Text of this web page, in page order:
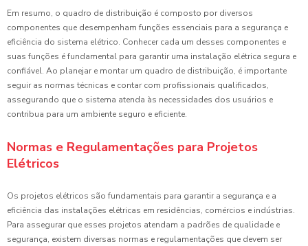
Em resumo, o quadro de distribuição é composto por diversos
componentes que desempenham funções essenciais para a segurança e
eficiência do sistema elétrico. Conhecer cada um desses componentes e
suas funções é fundamental para garantir uma instalação elétrica segura e
confiável. Ao planejar e montar um quadro de distribuição, é importante
seguir as normas técnicas e contar com profissionais qualificados,
assegurando que o sistema atenda às necessidades dos usuários e
contribua para um ambiente seguro e eficiente.
Normas e Regulamentações para Projetos
Elétricos
Os projetos elétricos são fundamentais para garantir a segurança e a
eficiência das instalações elétricas em residências, comércios e indústrias.
Para assegurar que esses projetos atendam a padrões de qualidade e
segurança, existem diversas normas e regulamentações que devem ser